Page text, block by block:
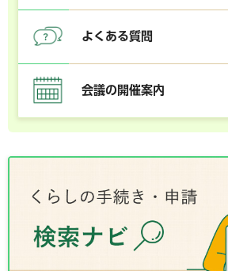
よくある質問
会議の開催案内